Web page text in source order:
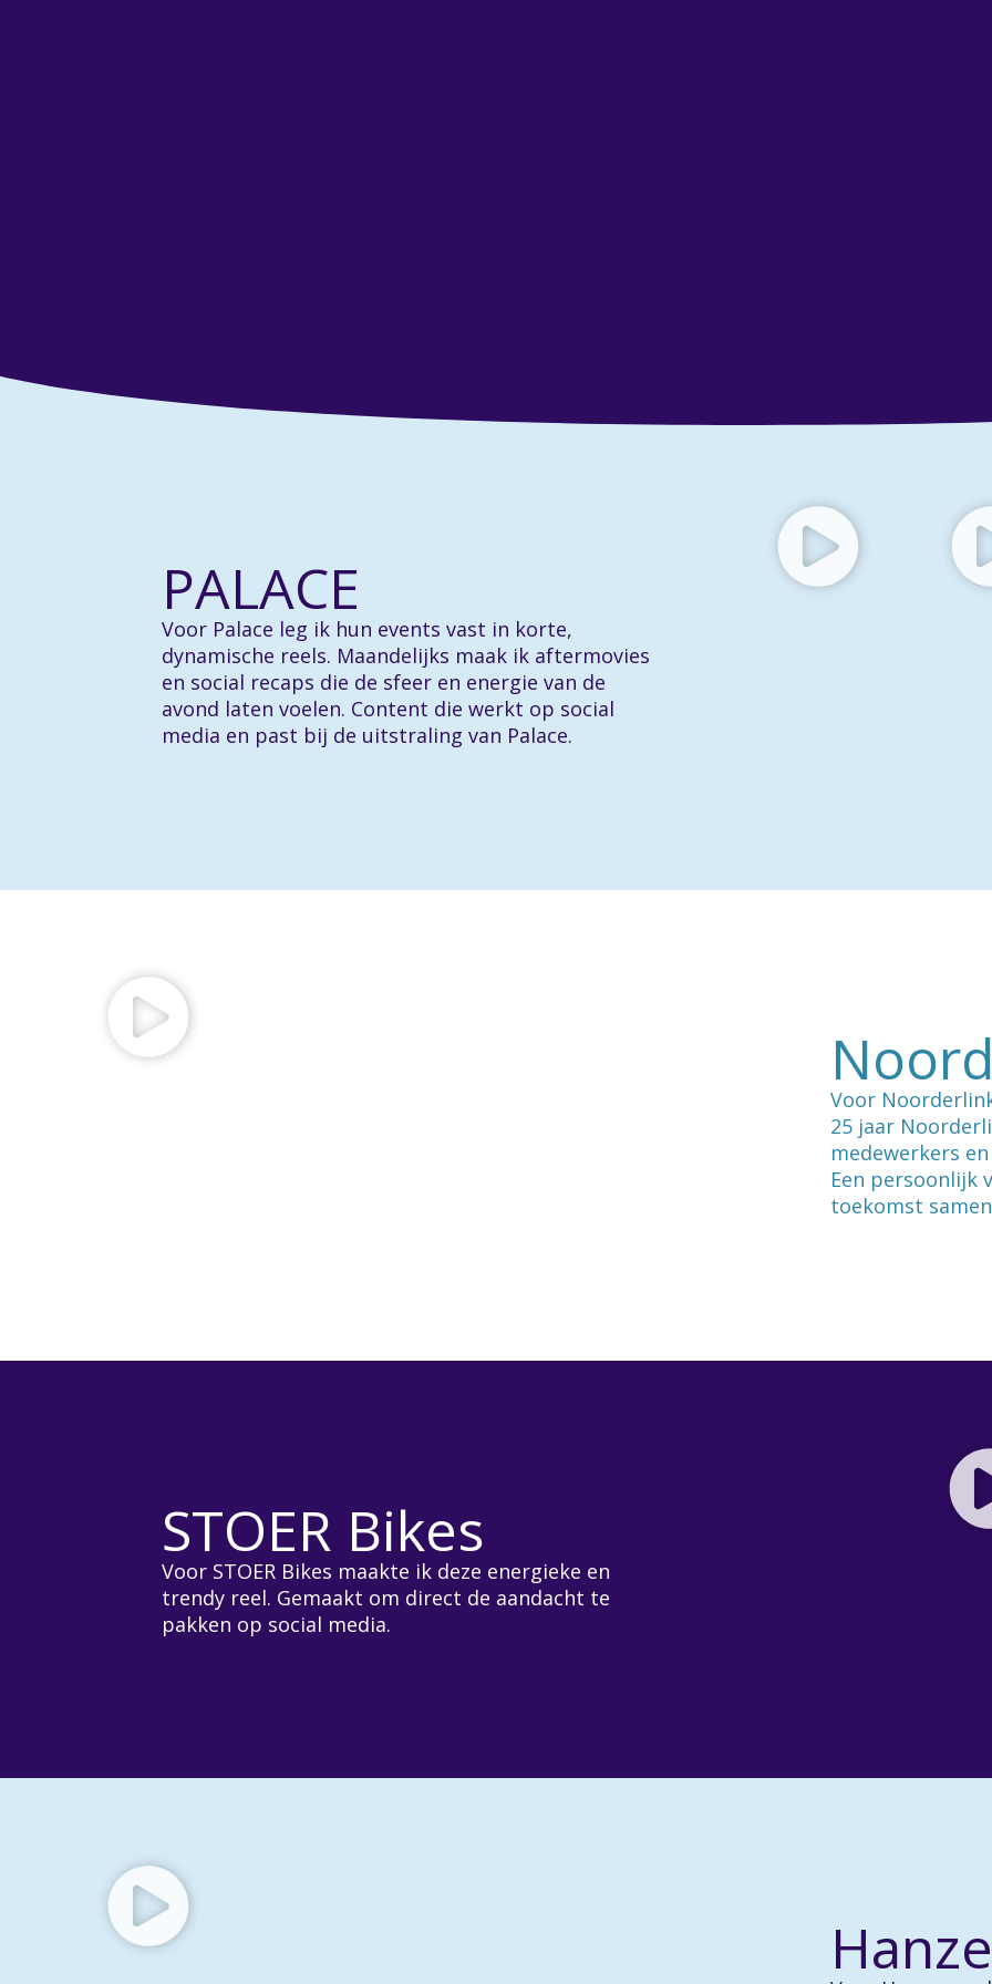
PALACE
Voor Palace leg ik hun events vast in korte,
dynamische reels. Maandelijks maak ik aftermovies
en social recaps die de sfeer en energie van de
avond laten voelen. Content die werkt op social
media en past bij de uitstraling van Palace.
Voor
25 jaar
medewerkers
Een persoonlijk
toekomst
STOER Bikes
Voor STOER Bikes maakte ik deze energieke en
trendy reel. Gemaakt om direct de aandacht te
pakken op social media.